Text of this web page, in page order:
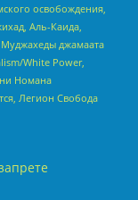
освобождения,
Аль-Каида,
джамаата
White Power,
Номана
Легион Свобода